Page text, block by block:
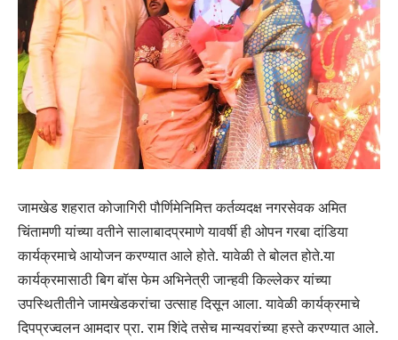
जामखेड शहरात कोजागिरी पौर्णिमेनिमित्त कर्तव्यदक्ष नगरसेवक अमित
चिंतामणी यांच्या वतीने सालाबादप्रमाणे यावर्षी ही ओपन गरबा दांडिया
कार्यक्रमाचे आयोजन करण्यात आले होते. यावेळी ते बोलत होते.या
कार्यक्रमासाठी बिग बॉस फेम अभिनेत्री जान्हवी किल्लेकर यांच्या
उपस्थितीतीने जामखेडकरांचा उत्साह दिसून आला. यावेळी कार्यक्रमाचे
दिपप्रज्वलन आमदार प्रा. राम शिंदे तसेच मान्यवरांच्या हस्ते करण्यात आले.